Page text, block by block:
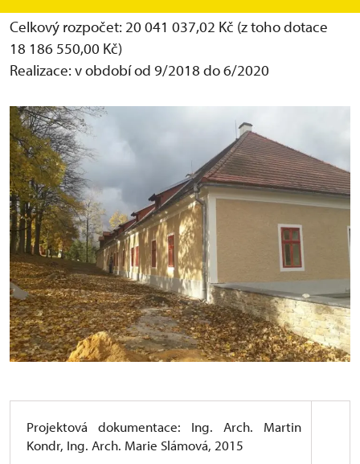
Identifikační číslo akce: 134V131000022
Celkový rozpočet: 20 041 037,02 Kč (z toho dotace
18 186 550,00 Kč)
Realizace: v období od 9/2018 do 6/2020
Projektová dokumentace: Ing. Arch. Martin
Kondr, Ing. Arch. Marie Slámová, 2015